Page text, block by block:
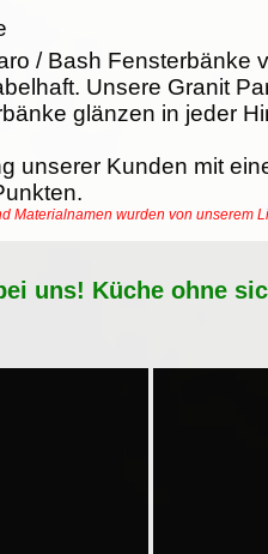
/ Bash Fensterbänke
Unsere Granit
glänzen in jeder
unserer Kunden mit
Materialnamen wurden von unserem
uns! Küche ohne